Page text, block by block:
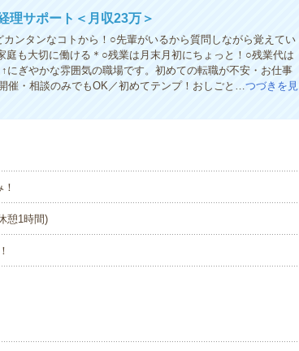
理サポート＜月収23万＞
ンタンなコトから！○先輩がいるから質問しながら覚えてい
も大切に働ける＊○残業は月末月初にちょっと！○残業代は
にぎやかな雰囲気の職場です。初めての転職が不安・お仕事
催・相談のみでもOK／初めてテンプ！おしごと…つづきを見
憩1時間)